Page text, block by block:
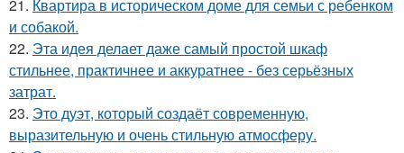
21. Квартира в историческом доме для семьи с ребенком
и собакой.
22. Эта идея делает даже самый простой шкаф
стильнее, практичнее и аккуратнее - без серьёзных
затрат.
23. Это дуэт, который создаёт современную,
выразительную и очень стильную атмосферу.